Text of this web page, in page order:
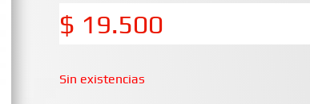
$ 19.500
Sin existencias